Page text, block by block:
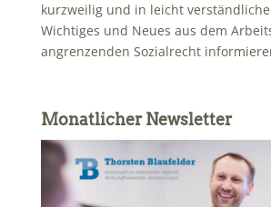
kurzweilig und in leicht
Wichtiges und Neues aus dem
angrenzenden Sozialrecht
Monatlicher Newsletter